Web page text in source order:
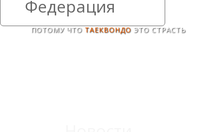
Федерация
ПОТОМУ ЧТО ТАЕКВОНДО ЭТО СТРАСТЬ